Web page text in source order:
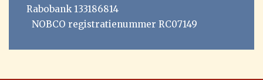
Rabobank 133186814
NOBCO registratienummer RC07149